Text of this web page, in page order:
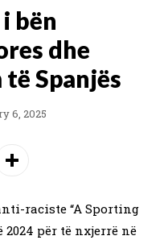
bën
dhe
Spanjës
6, 2025
raciste “A Sporting
2024 për të nxjerrë në